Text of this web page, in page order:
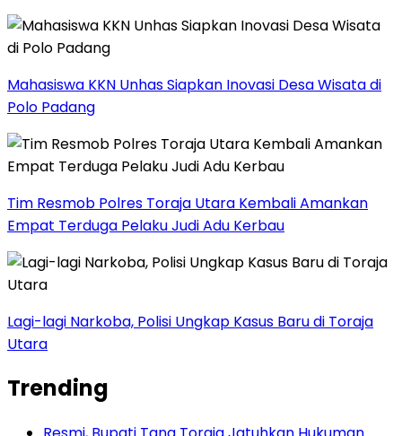
Mahasiswa KKN Unhas Siapkan Inovasi Desa Wisata di
Polo Padang
Tim Resmob Polres Toraja Utara Kembali Amankan
Empat Terduga Pelaku Judi Adu Kerbau
Lagi-lagi Narkoba, Polisi Ungkap Kasus Baru di Toraja
Utara
Trending